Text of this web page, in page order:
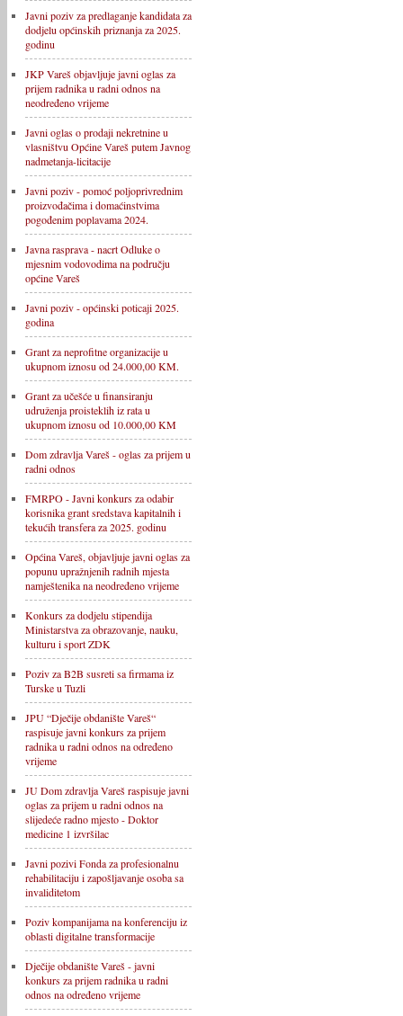
Javni poziv za predlaganje kandidata za
dodjelu općinskih priznanja za 2025.
godinu
JKP Vareš objavljuje javni oglas za
prijem radnika u radni odnos na
neodređeno vrijeme
Javni oglas o prodaji nekretnine u
vlasništvu Općine Vareš putem Javnog
nadmetanja-licitacije
Javni poziv - pomoć poljoprivrednim
proizvođačima i domaćinstvima
pogođenim poplavama 2024.
Javna rasprava - nacrt Odluke o
mjesnim vodovodima na području
općine Vareš
Javni poziv - općinski poticaji 2025.
godina
Grant za neprofitne organizacije u
ukupnom iznosu od 24.000,00 KM.
Grant za učešće u finansiranju
udruženja proisteklih iz rata u
ukupnom iznosu od 10.000,00 KM
Dom zdravlja Vareš - oglas za prijem u
radni odnos
FMRPO - Javni konkurs za odabir
korisnika grant sredstava kapitalnih i
tekućih transfera za 2025. godinu
Općina Vareš, objavljuje javni oglas za
popunu upražnjenih radnih mjesta
namještenika na neodređeno vrijeme
Konkurs za dodjelu stipendija
Ministarstva za obrazovanje, nauku,
kulturu i sport ZDK
Poziv za B2B susreti sa firmama iz
Turske u Tuzli
JPU “Dječije obdanište Vareš“
raspisuje javni konkurs za prijem
radnika u radni odnos na određeno
vrijeme
JU Dom zdravlja Vareš raspisuje javni
oglas za prijem u radni odnos na
slijedeće radno mjesto - Doktor
medicine 1 izvršilac
Javni pozivi Fonda za profesionalnu
rehabilitaciju i zapošljavanje osoba sa
invaliditetom
Poziv kompanijama na konferenciju iz
oblasti digitalne transformacije
Dječije obdanište Vareš - javni
konkurs za prijem radnika u radni
odnos na određeno vrijeme